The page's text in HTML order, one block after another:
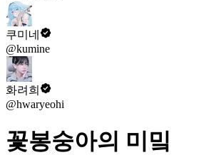
쿠미네
@kumine
화려희
@hwaryeohi
꽃봉숭아의 미밐